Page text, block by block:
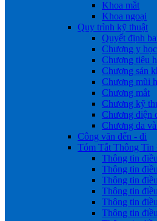
Khoa mắt
Khoa ngoại
Quy trình kỹ thuật
Quyết định
Chương y
Chương tiêu
Chương sản
Chương mũi
Chương mắt
Chương kỹ
Chương điện
Chương da
Công văn đến - đi
Tóm Tắt Thông
Thông tin
Thông tin
Thông tin
Thông tin
Thông tin
Thông tin